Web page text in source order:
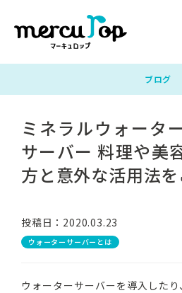
サービス対応エリアお申し込み
新規お申し
マーキュロップ
富士山の天然水
企業情報ブログ
ミネラルウォータ
サーバー 料理や美
方と意外な活用法を
投稿日：2020.03.23
ウォーターサーバーとは
ウォーターサーバーを導入した